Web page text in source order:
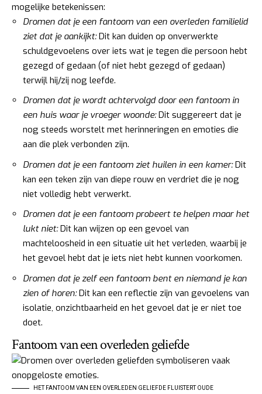
mogelijke betekenissen:
Dromen dat je een fantoom van een overleden familielid
ziet dat je aankijkt:Dit kan duiden op onverwerkte
schuldgevoelens over iets wat je tegen die persoon hebt
gezegd of gedaan (of niet hebt gezegd of gedaan)
terwijl hij/zij nog leefde.
Dromen dat je wordt achtervolgd door een fantoom in
een huis waar je vroeger woonde:Dit suggereert dat je
nog steeds worstelt met herinneringen en emoties die
aan die plek verbonden zijn.
Dromen dat je een fantoom ziet huilen in een kamer:Dit
kan een teken zijn van diepe rouw en verdriet die je nog
niet volledig hebt verwerkt.
Dromen dat je een fantoom probeert te helpen maar het
lukt niet:Dit kan wijzen op een gevoel van
machteloosheid in een situatie uit het verleden, waarbij je
het gevoel hebt dat je iets niet hebt kunnen voorkomen.
Dromen dat je zelf een fantoom bent en niemand je kan
zien of horen:Dit kan een reflectie zijn van gevoelens van
isolatie, onzichtbaarheid en het gevoel dat je er niet toe
doet.
Fantoom van een overleden geliefde
HET FANTOOM VAN EEN OVERLEDEN GELIEFDE FLUISTERT OUDE